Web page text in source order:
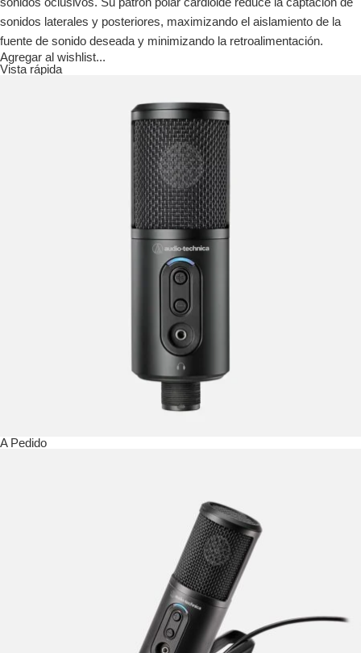
sonidos laterales y posteriores, maximizando el aislamiento de la
fuente de sonido deseada y minimizando la retroalimentación.
Agregar al wishlist...
Vista rápida
A Pedido